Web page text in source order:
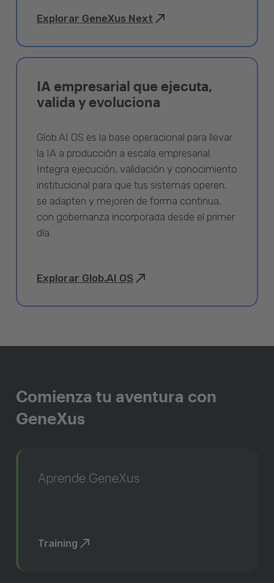
Explorar GeneXus Next
IA empresarial que ejecuta,
valida y evoluciona
Glob.AI OS es la base operacional para llevar
la IA a producción a escala empresarial.
Integra ejecución, validación y conocimiento
institucional para que tus sistemas operen,
se adapten y mejoren de forma continua,
con gobernanza incorporada desde el primer
día.
Explorar Glob.AI OS
Comienza tu aventura con
GeneXus
Aprende GeneXus
Training